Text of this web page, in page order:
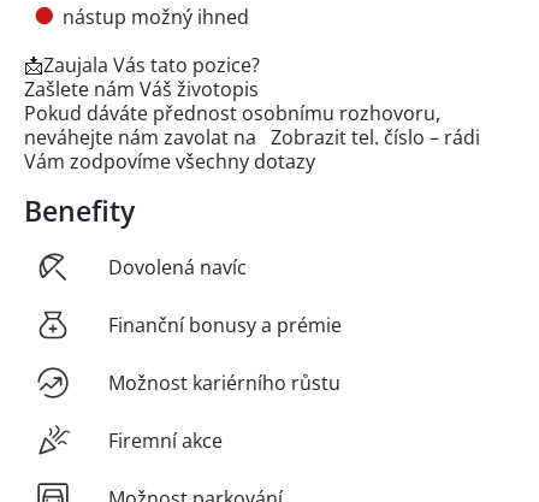
nástup možný ihned
📩Zaujala Vás tato pozice?
Zašlete nám Váš životopis
Pokud dáváte přednost osobnímu rozhovoru,
neváhejte nám zavolat na Zobrazit tel. číslo – rádi
Vám zodpovíme všechny dotazy
Benefity
Dovolená navíc
Finanční bonusy a prémie
Možnost kariérního růstu
Firemní akce